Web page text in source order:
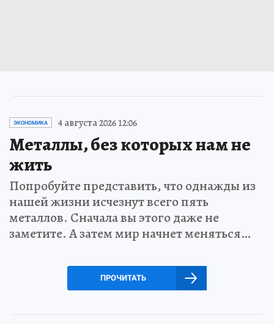
ЭКОНОМИКА 4 августа 2026 12:06
Металлы, без которых нам не
жить
Попробуйте представить, что однажды из
нашей жизни исчезнут всего пять
металлов. Сначала вы этого даже не
заметите. А затем мир начнет меняться…
ПРОЧИТАТЬ